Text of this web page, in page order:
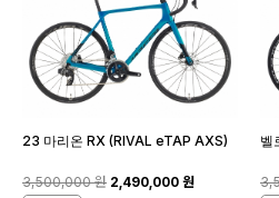
23 마리온 RX (RIVAL eTAP AXS)
3,500,000 원 2,490,000 원
벨